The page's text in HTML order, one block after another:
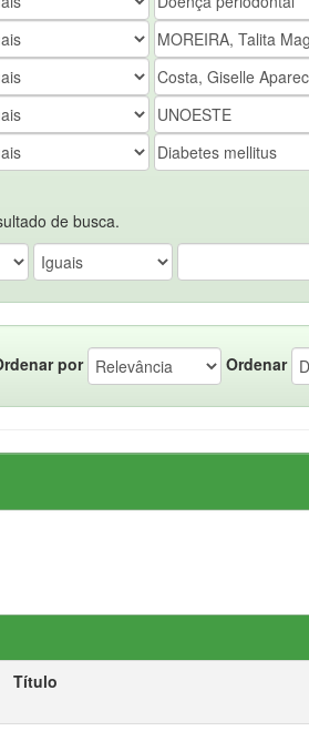
de busca.
por Ordenar
Título